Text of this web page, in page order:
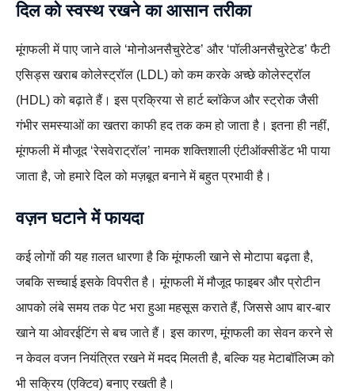
दिल को स्वस्थ रखने का आसान तरीका
मूंगफली में पाए जाने वाले ‘मोनोअनसैचुरेटेड’ और ‘पॉलीअनसैचुरेटेड’ फैटी
एसिड्स खराब कोलेस्ट्रॉल (LDL) को कम करके अच्छे कोलेस्ट्रॉल
(HDL) को बढ़ाते हैं। इस प्रक्रिया से हार्ट ब्लॉकेज और स्ट्रोक जैसी
गंभीर समस्याओं का खतरा काफी हद तक कम हो जाता है। इतना ही नहीं,
मूंगफली में मौजूद ‘रेसवेराट्रॉल’ नामक शक्तिशाली एंटीऑक्सीडेंट भी पाया
जाता है, जो हमारे दिल को मज़बूत बनाने में बहुत प्रभावी है।
वज़न घटाने में फायदा
कई लोगों की यह ग़लत धारणा है कि मूंगफली खाने से मोटापा बढ़ता है,
जबकि सच्चाई इसके विपरीत है। मूंगफली में मौजूद फाइबर और प्रोटीन
आपको लंबे समय तक पेट भरा हुआ महसूस कराते हैं, जिससे आप बार-बार
खाने या ओवरईटिंग से बच जाते हैं। इस कारण, मूंगफली का सेवन करने से
न केवल वजन नियंत्रित रखने में मदद मिलती है, बल्कि यह मेटाबॉलिज्म को
भी सक्रिय (एक्टिव) बनाए रखती है।